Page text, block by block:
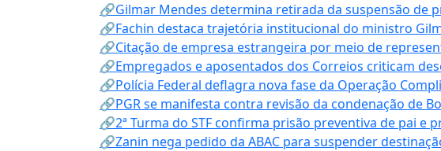
🔗Gilmar Mendes determina retirada da suspensão de
🔗Fachin destaca trajetória institucional do ministro
🔗Citação de empresa estrangeira por meio de
🔗Empregados e aposentados dos Correios criticam
🔗Polícia Federal deflagra nova fase da Operação
🔗PGR se manifesta contra revisão da condenação de
🔗2ª Turma do STF confirma prisão preventiva de pai e
🔗Zanin nega pedido da ABAC para suspender